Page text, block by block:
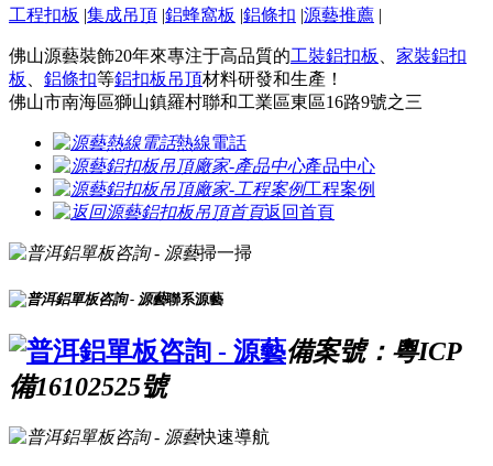
工程扣板 |集成吊頂 |鋁蜂窩板 |鋁條扣 |源藝推薦 |
佛山源藝裝飾20年來專注于高品質的工裝鋁扣板
家裝鋁扣
板
鋁條扣等鋁扣板吊頂材料研發和生產！
佛山市南海區獅山鎮羅村聯和工業區東區16路9號之三
熱線電話
產品中心
工程案例
返回首頁
掃一掃
聯系源藝
備案號：粵ICP
備16102525號
快速導航